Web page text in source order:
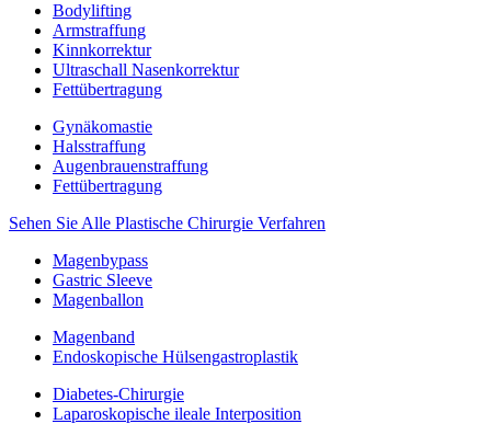
Bodylifting
Armstraffung
Kinnkorrektur
Ultraschall Nasenkorrektur
Fettübertragung
Gynäkomastie
Halsstraffung
Augenbrauenstraffung
Fettübertragung
Sehen Sie Alle Plastische Chirurgie Verfahren
Magenbypass
Gastric Sleeve
Magenballon
Magenband
Endoskopische Hülsengastroplastik
Diabetes-Chirurgie
Laparoskopische ileale Interposition